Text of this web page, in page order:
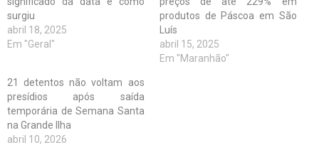
surgiu
abril 18, 2025
Em "Geral"
produtos de Páscoa em São
Luís
abril 15, 2025
Em "Maranhão"
21 detentos não voltam aos
presídios após saída
temporária de Semana Santa
na Grande Ilha
abril 10, 2026